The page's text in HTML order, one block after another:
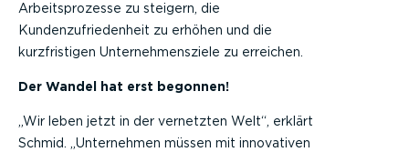
Arbeitsprozesse zu steigern, die
Kundenzufriedenheit zu erhöhen und die
kurzfristigen Unternehmensziele zu erreichen.
Der Wandel hat erst begonnen!
„Wir leben jetzt in der vernetzten Welt“, erklärt
Schmid. „Unternehmen müssen mit innovativen